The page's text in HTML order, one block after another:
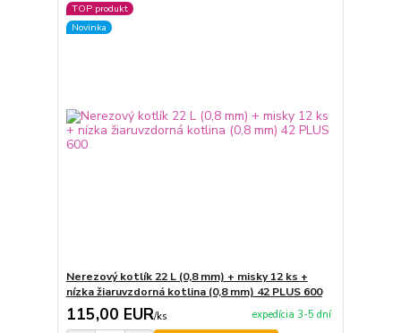
TOP produkt
Novinka
Nerezový kotlík 22 L (0,8 mm) + misky 12 ks +
nízka žiaruvzdorná kotlina (0,8 mm) 42 PLUS 600
115,00 EUR/ks expedícia 3-5 dní